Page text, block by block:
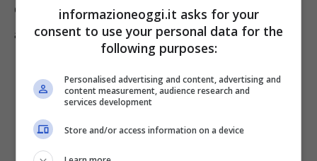
colecistochinina e GLP1 per cui si avrà meno
appetito.
informazioneoggi.it asks for your
consent to use your personal data for the
following purposes:
Personalised advertising and content, advertising and
content measurement, audience research and
services development
Store and/or access information on a device